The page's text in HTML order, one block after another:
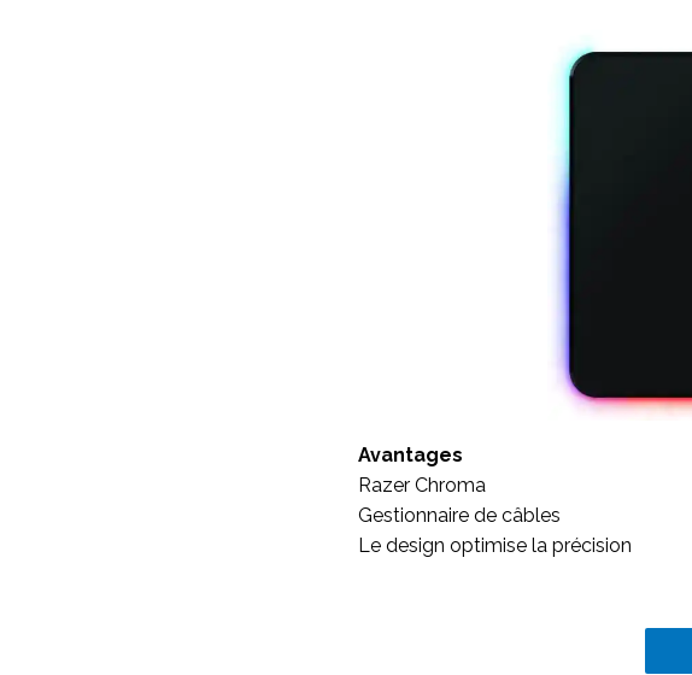
Avantages
Razer Chroma
Gestionnaire de câbles
Le design optimise la précision